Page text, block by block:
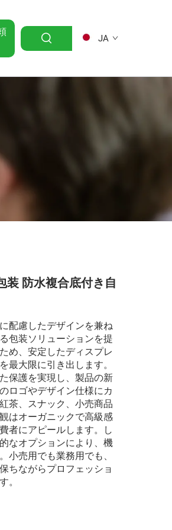
JA
装 防水複合底付き自
配慮したデザインを兼ね
包装ソリューションを提
め、安定したディスプレ
最大限に引き出します。
保護を実現し、製品の新
ロゴやデザイン仕様にカ
茶、スナック、小売商品
はオーガニックで高級感
者にアピールします。し
なオプションにより、機
小売用でも業務用でも、
ちながらプロフェッショ
。